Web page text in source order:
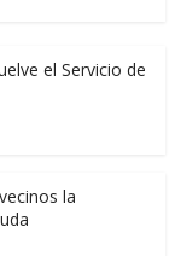
el Servicio de
la